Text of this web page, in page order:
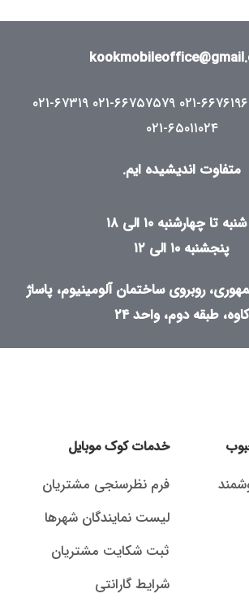
۰۲۱-۶۷۳۱۹ ۰۲۱-۶۶۷۵۷۵۷۹ ۶۶۷۶۱۹۶۹
۰۲۱-۶۵۰۱۱۰۲۴
متفاوت اندیشیده ایم.
تا چهارشنبه ۱۰ الی ۱۸
پنجشنبه ۱۰ الی ۱۲
روبروی ساختمان آلومینیوم، پاساژ
کاوه، طبقه دوم، واحد ۲۴
خدمات کوک موبایل
فرم نظرسنجی مشتریان
لیست نمایندگان شهرها
ثبت شکایت مشتریان
شرایط گارانتی